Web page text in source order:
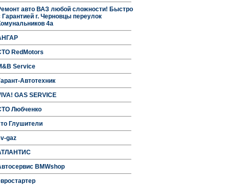
авто ВАЗ любой сложности! Быстро
Гарантией г. Черновцы переулок
4а
RedMotors
Service
Автотехник
GAS SERVICE
Любченко
Глушители
gaz
BMWshop